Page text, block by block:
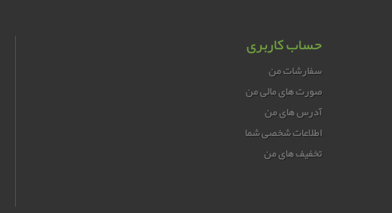
حساب کاربری
سفارشات من
صورت های مالی من
آدرس های من
اطلاعات شخصی شما
تخفیف های من